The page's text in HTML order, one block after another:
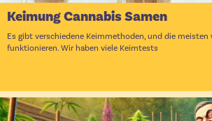
Keimung Cannabis Samen
Es gibt verschiedene Keimmethoden, und die meisten
funktionieren. Wir haben viele Keimtests